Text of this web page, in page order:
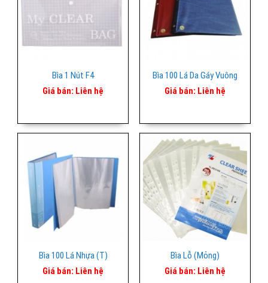
Bìa 1 Nút F4
Giá bán: Liên hệ
Bìa 100 Lá Da Gáy Vuông
Giá bán: Liên hệ
Bìa 100 Lá Nhựa (T)
Giá bán: Liên hệ
Bìa Lỗ (mỏng)
Giá bán: Liên hệ